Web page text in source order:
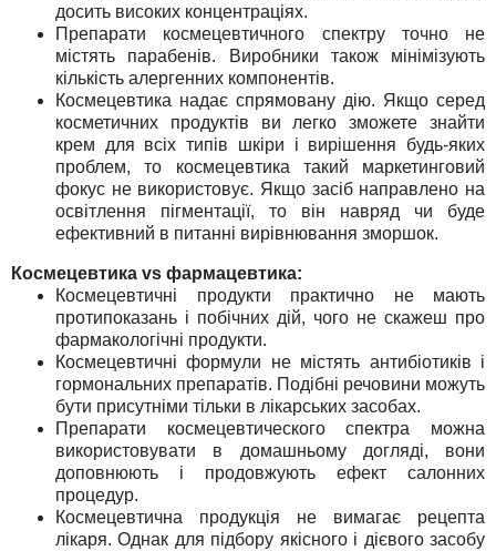
досить високих концентраціях.
Препарати космецевтичного спектру точно не
містять парабенів. Виробники також мінімізують
кількість алергенних компонентів.
Космецевтика надає спрямовану дію. Якщо серед
косметичних продуктів ви легко зможете знайти
крем для всіх типів шкіри і вирішення будь-яких
проблем, то космецевтика такий маркетинговий
фокус не використовує. Якщо засіб направлено на
освітлення пігментації, то він навряд чи буде
ефективний в питанні вирівнювання зморшок.
Космецевтика vs фармацевтика:
Космецевтичні продукти практично не мають
протипоказань і побічних дій, чого не скажеш про
фармакологічні продукти.
Космецевтичні формули не містять антибіотиків і
гормональних препаратів. Подібні речовини можуть
бути присутніми тільки в лікарських засобах.
Препарати космецевтического спектра можна
використовувати в домашньому догляді, вони
доповнюють і продовжують ефект салонних
процедур.
Космецевтична продукція не вимагає рецепта
лікаря. Однак для підбору якісного і дієвого засобу